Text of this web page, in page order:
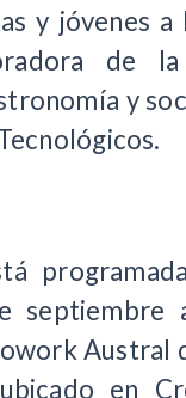
y jóvenes
de la
y
septiembre
Austral
en